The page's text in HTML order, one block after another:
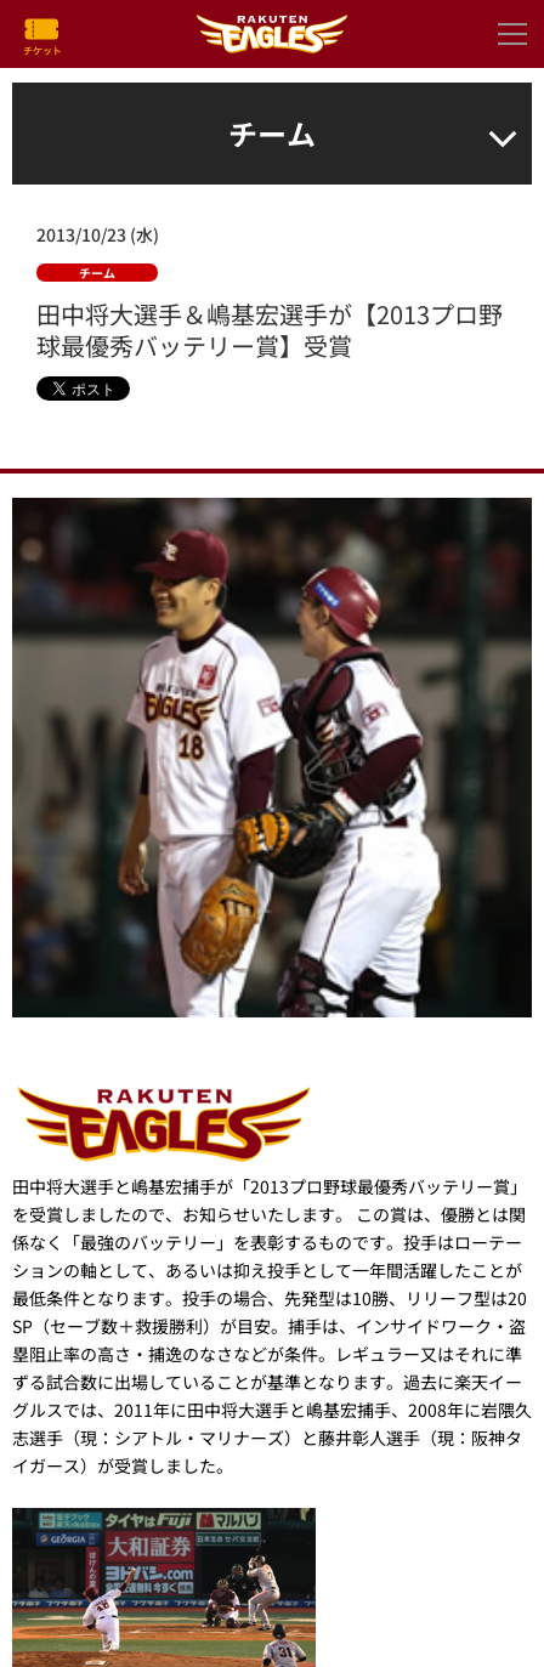
チーム
2013/10/23 (水)
チーム
田中将大選手＆嶋基宏選手が【2013プロ野
球最優秀バッテリー賞】受賞
田中将大選手と嶋基宏捕手が「2013プロ野球最優秀バッテリー賞」
を受賞しましたので、お知らせいたします。 この賞は、優勝とは関
係なく「最強のバッテリー」を表彰するものです。投手はローテー
ションの軸として、あるいは抑え投手として一年間活躍したことが
最低条件となります。投手の場合、先発型は10勝、リリーフ型は20
SP（セーブ数＋救援勝利）が目安。捕手は、インサイドワーク・盗
塁阻止率の高さ・捕逸のなさなどが条件。レギュラー又はそれに準
ずる試合数に出場していることが基準となります。過去に楽天イー
グルスでは、2011年に田中将大選手と嶋基宏捕手、2008年に岩隈久
志選手（現：シアトル・マリナーズ）と藤井彰人選手（現：阪神タ
イガース）が受賞しました。